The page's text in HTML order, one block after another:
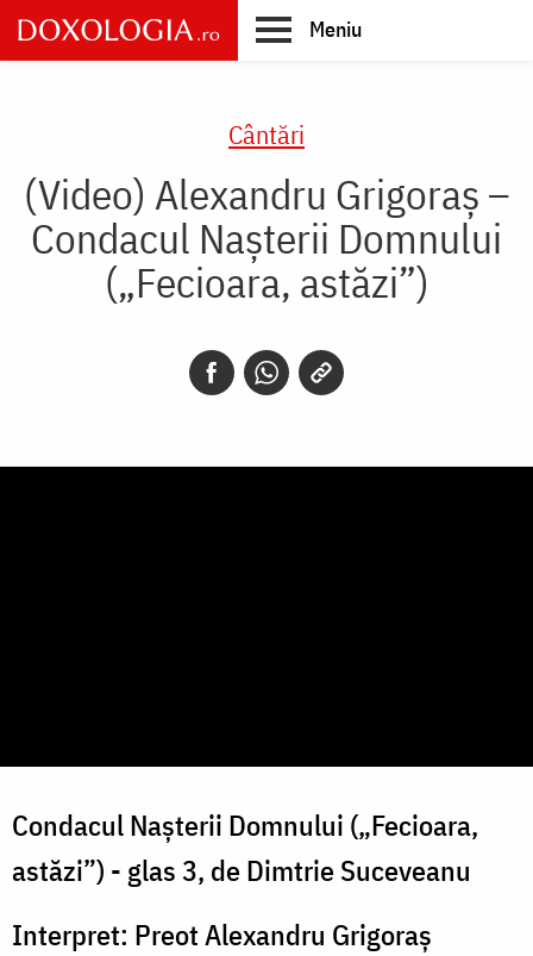
Skip
to
main
Meniu
Cântări
(Video) Alexandru Grigoraș –
Condacul Nașterii Domnului
(„Fecioara, astăzi”)
Condacul Nașterii Domnului („Fecioara,
astăzi”) - glas 3, de Dimtrie Suceveanu
Interpret: Preot Alexandru Grigoraș